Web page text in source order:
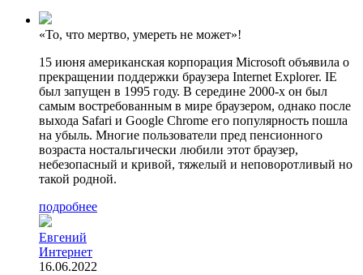
«То, что мертво, умереть не может»!
15 июня американская корпорация Microsoft объявила о
прекращении поддержки браузера Internet Explorer. IE
был запущен в 1995 году. В середине 2000-х он был
самым востребованным в мире браузером, однако после
выхода Safari и Google Chrome его популярность пошла
на убыль. Многие пользователи пред пенсионного
возраста ностальгически любили этот браузер,
небезопасный и кривой, тяжелый и неповоротливый но
такой родной.
подробнее
Евгений
Интернет
16.06.2022